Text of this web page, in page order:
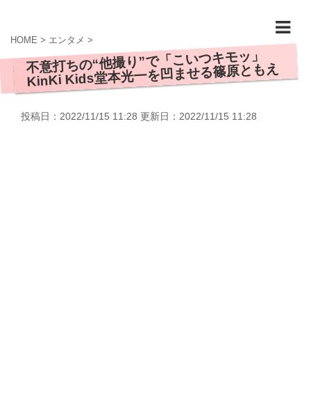
HOME > エンタメ >
不意打ちの“他撮り”で「こいつキモッ」
KinKi Kids堂本光一を凹ませる篠原ともえ
投稿日：2022/11/15 11:28 更新日： 2022/11/15 11:28